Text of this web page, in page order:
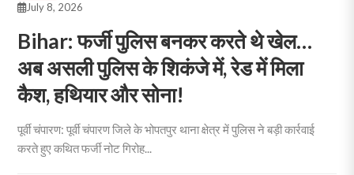
July 8, 2026
Bihar: फर्जी पुलिस बनकर करते थे खेल…
अब असली पुलिस के शिकंजे में, रेड में मिला
कैश, हथियार और सोना!
पूर्वी चंपारण: पूर्वी चंपारण जिले के भोपतपुर थाना क्षेत्र में पुलिस ने बड़ी कार्रवाई
करते हुए कथित फर्जी नोट गिरोह...